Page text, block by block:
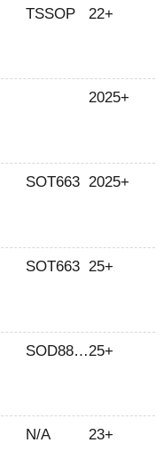
TSSOP 22+
2025+
SOT663 2025+
SOT663 25+
SOD882D25+
N/A 23+